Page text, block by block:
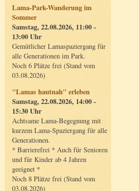
Lama-Park-Wanderung im
Sommer
Samstag, 22.08.2026, 11:00 -
13:00 Uhr
Gemütlicher Lamaspaziergang für
alle Generationen im Park.
Noch 6 Plätze frei (Stand vom
03.08.2026)
"Lamas hautnah" erleben
Samstag, 22.08.2026, 14:00 -
15:30 Uhr
Achtsame Lama-Begegnung mit
kurzem Lama-Spaziergang für alle
Generationen.
* Barrierefrei * Auch für Senioren
und für Kinder ab 4 Jahren
geeignet *
Noch 8 Plätze frei (Stand vom
03.08.2026)